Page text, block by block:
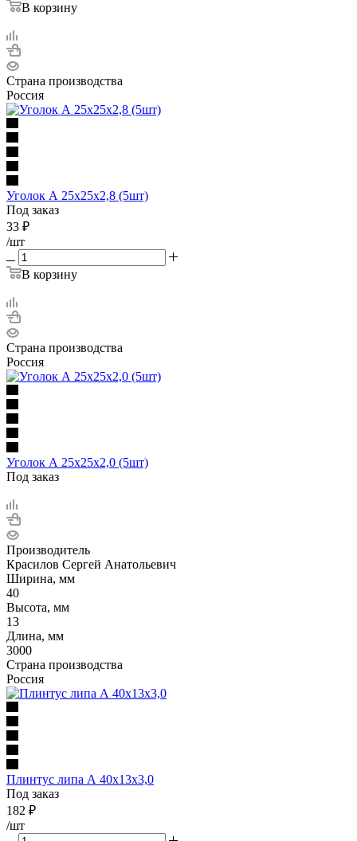
В корзину
Страна производства
Россия
Уголок А 25х25х2,8 (5шт)
Под заказ
33 ₽
/шт
В корзину
Страна производства
Россия
Уголок А 25х25х2,0 (5шт)
Под заказ
Производитель
Красилов Сергей Анатольевич
Ширина, мм
40
Высота, мм
13
Длина, мм
3000
Страна производства
Россия
Плинтус липа А 40х13х3,0
Под заказ
182 ₽
/шт